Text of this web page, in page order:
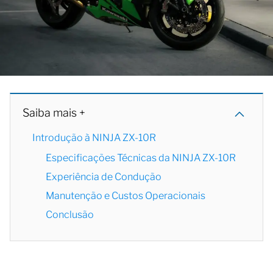
Saiba mais +
Introdução à NINJA ZX-10R
Especificações Técnicas da NINJA ZX-10R
Experiência de Condução
Manutenção e Custos Operacionais
Conclusão